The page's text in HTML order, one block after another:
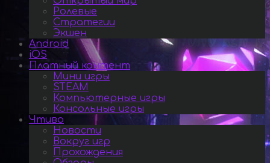
Ролевые
Стратегии
Экшен
Android
iOS
Платный контент
Мини игры
STEAM
Компьютерные игры
Консольные игры
Чтиво
Новости
Вокруг игр
Прохождения